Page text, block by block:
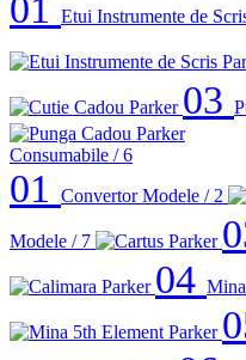
01 Etui Instrumente de
03
Consumabile / 6
01 Convertor Modele / 2
Modele / 7
04